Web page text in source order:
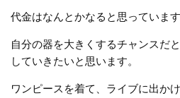
代金はなんとかなると思っています
自分の器を大きくするチャンスだ
していきたいと思います。
ワンピースを着て、ライブに出か